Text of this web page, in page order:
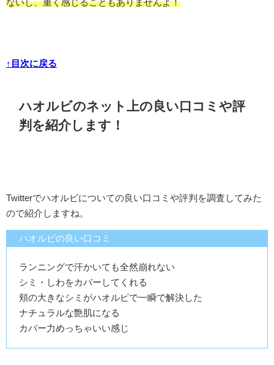
ないし、重く感じることもありませんよ！
↑目次に戻る
ハオルビのネット上の良い口コミや評
判を紹介します！
Twitterでハオルビについての良い口コミや評判を調査してみた
ので紹介しますね。
ハオルビの良い口コミ
ランニングで汗かいても全然崩れない
シミ・しわをカバーしてくれる
頬の大きなシミがハオルビで一瞬で解決した
ナチュラルな艶肌になる
カバー力めっちゃいい感じ